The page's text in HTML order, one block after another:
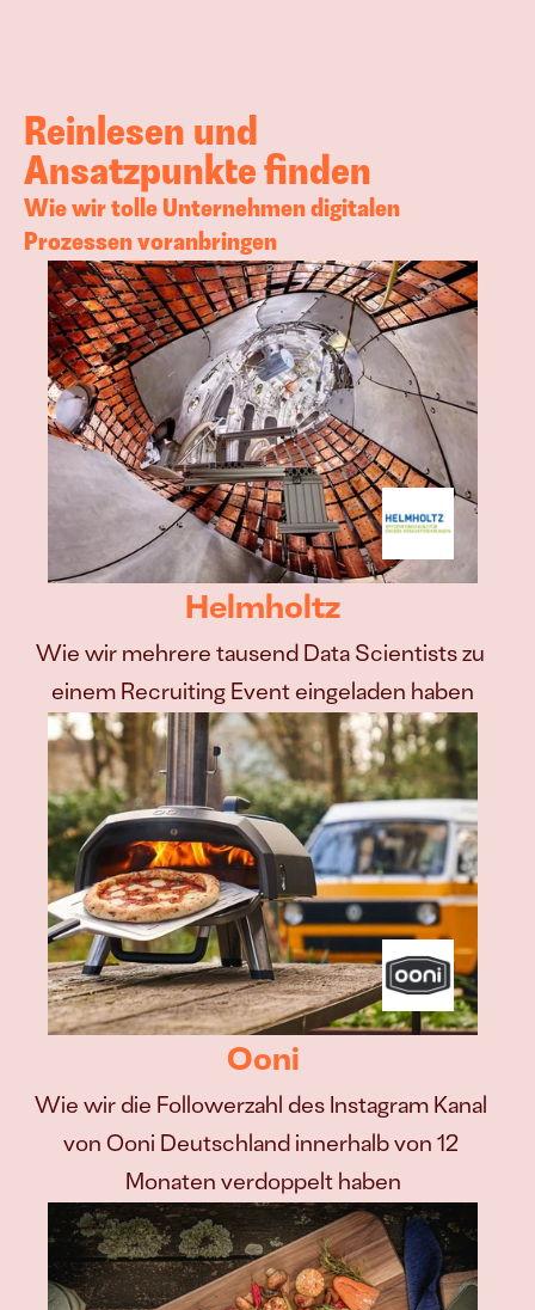
Reinlesen und
Ansatzpunkte finden
Wie wir tolle Unternehmen digitalen
Prozessen voranbringen
Helmholtz
Wie wir mehrere tausend Data Scientists zu
einem Recruiting Event eingeladen haben
Ooni
Wie wir die Followerzahl des Instagram Kanal
von Ooni Deutschland innerhalb von 12
Monaten verdoppelt haben